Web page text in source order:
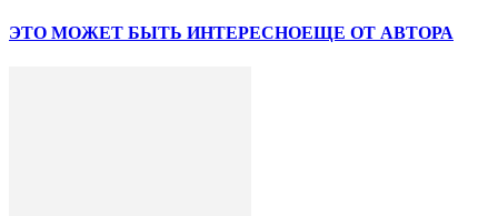
ЭТО МОЖЕТ БЫТЬ ИНТЕРЕСНОЕЩЕ ОТ АВТОРА